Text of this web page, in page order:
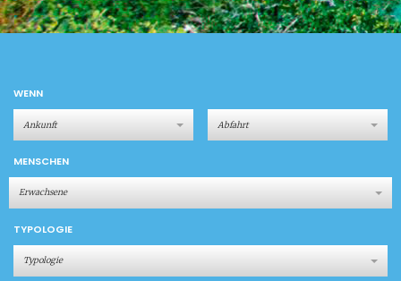
WENN
MENSCHEN
Erwachsene
TYPOLOGIE
Typologie